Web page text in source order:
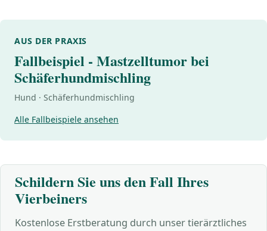
AUS DER PRAXIS
Fallbeispiel - Mastzelltumor bei
Schäferhundmischling
Hund · Schäferhundmischling
Alle Fallbeispiele ansehen
Schildern Sie uns den Fall Ihres
Vierbeiners
Kostenlose Erstberatung durch unser tierärztliches